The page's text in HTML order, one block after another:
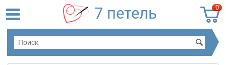
0
7 петель